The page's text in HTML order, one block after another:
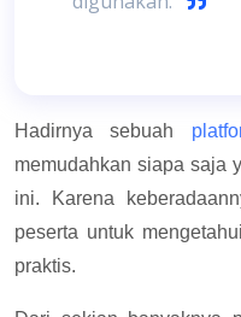
Hadirnya sebuah
memudahkan siapa saja
ini. Karena
peserta untuk
praktis.